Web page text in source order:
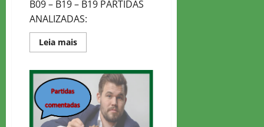
B09 – B19 – B19 PARTIDAS
ANALIZADAS:
Leia maisRead
more
KANN